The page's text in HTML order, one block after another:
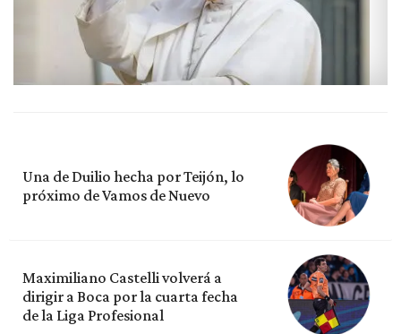
Una de Duilio hecha por Teijón, lo
próximo de Vamos de Nuevo
Maximiliano Castelli volverá a
dirigir a Boca por la cuarta fecha
de la Liga Profesional